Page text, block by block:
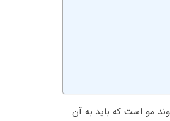
مو است که باید به آن